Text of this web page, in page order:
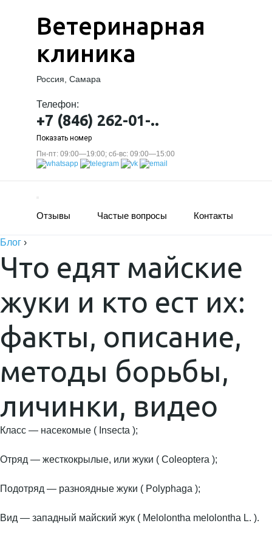
Ветеринарная
клиника
Россия, Самара
Телефон:
+7 (846) 262-01-..
Показать номер
Пн-пт: 09:00—19:00; сб-вс: 09:00—15:00
Отзывы Частые вопросы Контакты
Блог ›
Что едят майские
жуки и кто ест их:
факты, описание,
методы борьбы,
личинки, видео
Класс — насекомые ( Insecta );
Отряд — жесткокрылые, или жуки ( Coleoptera );
Подотряд — разноядные жуки ( Polyphaga );
Вид — западный майский жук ( Melolontha melolontha L. ).